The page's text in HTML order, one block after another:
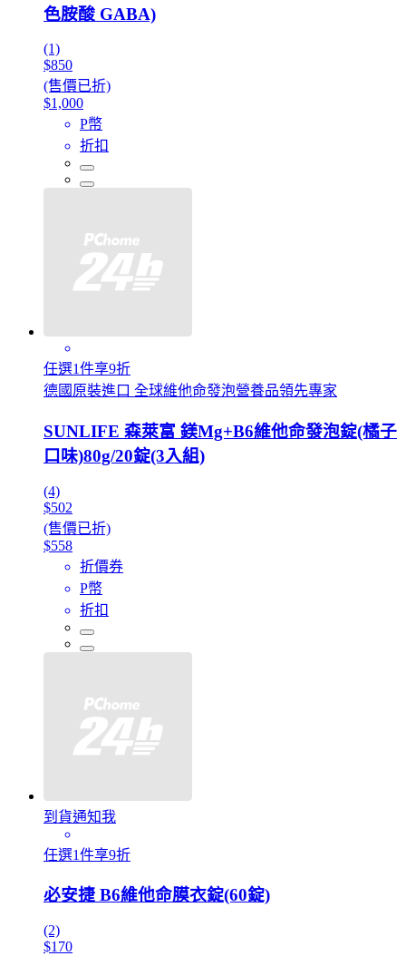
色胺酸 GABA)
(1)
$850
(售價已折)
$1,000
P幣
折扣
任選1件享9折
德國原裝進口 全球維他命發泡營養品領先專家
SUNLIFE 森萊富 鎂Mg+B6維他命發泡錠(橘子
口味)80g/20錠(3入組)
(4)
$502
(售價已折)
$558
折價券
P幣
折扣
到貨通知我
任選1件享9折
必安捷 B6維他命膜衣錠(60錠)
(2)
$170